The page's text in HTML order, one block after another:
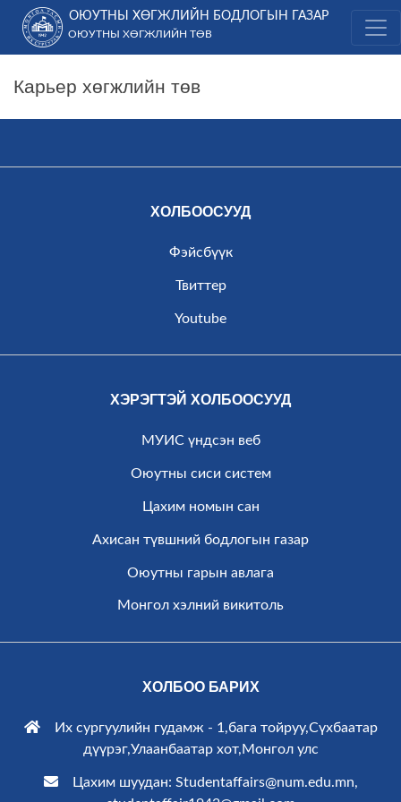
content
ОЮУТНЫ ХӨГЖЛИЙН БОДЛОГЫН ГАЗАР
ОЮУТНЫ ХӨГЖЛИЙН ТӨВ
Карьер хөгжлийн төв
ХОЛБООСУУД
Фэйсбүүк
Твиттер
Youtube
ХЭРЭГТЭЙ ХОЛБООСУУД
МУИС үндсэн веб
Оюутны сиси систем
Цахим номын сан
Ахисан түвшний бодлогын газар
Оюутны гарын авлага
Монгол хэлний викитоль
ХОЛБОО БАРИХ
Их сургуулийн гудамж - 1,бага тойруу,Сүхбаатар
дүүрэг,Улаанбаатар хот,Монгол улс
Цахим шуудан: Studentaffairs@num.edu.mn,